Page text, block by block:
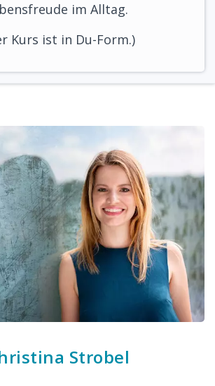
im Alltag.
Kurs ist in Du-Form.)
Strobel